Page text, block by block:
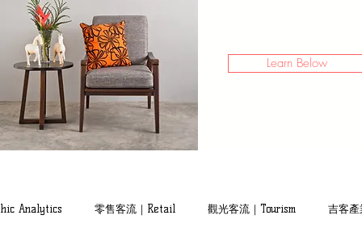
Learn Below
Analytics 零售客流｜Retail 觀光客流｜Tourism 吉客